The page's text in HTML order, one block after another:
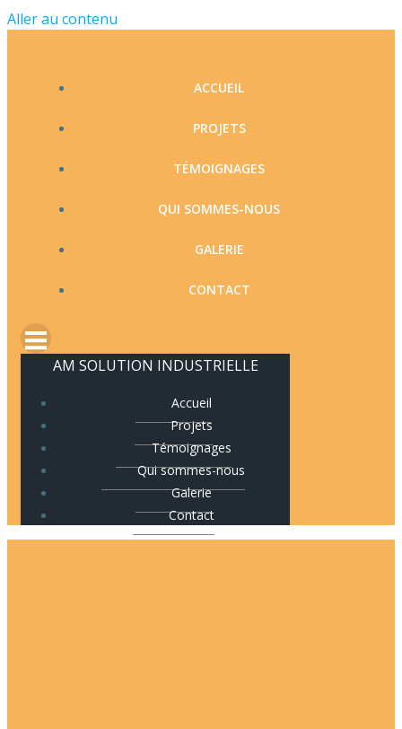
Aller au contenu
ACCUEIL
PROJETS
TÉMOIGNAGES
QUI SOMMES-NOUS
GALERIE
CONTACT
AM SOLUTION INDUSTRIELLE
Accueil
Projets
Témoignages
Qui sommes-nous
Galerie
Contact